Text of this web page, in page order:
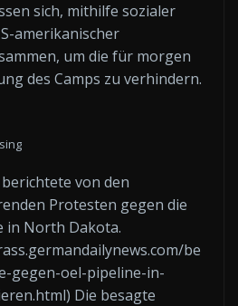
sich, mithilfe sozialer
amerikanischer
um die für morgen
des Camps zu verhindern.
von den
Protesten gegen die
in North Dakota.
be
gegen-oel-pipeline-in-
Die besagte